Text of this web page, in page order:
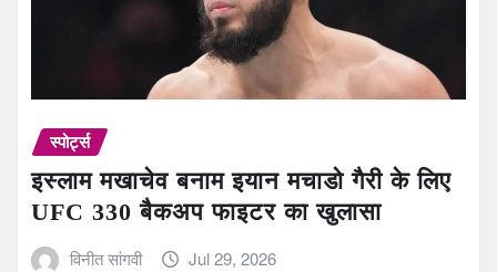
स्पोर्ट्स
इस्लाम मखाचेव बनाम इयान मचाडो गैरी के लिए
UFC 330 बैकअप फाइटर का खुलासा
विनीत सांगवी Jul 29, 2026